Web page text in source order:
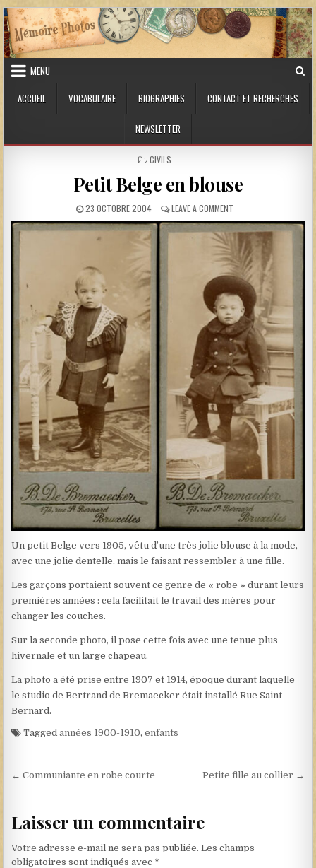
Skip to content
MENU
ACCUEIL
VOCABULAIRE BIOGRAPHIES CONTACT ET RECHERCHES
NEWSLETTER
POSTED IN
CIVILS
Petit Belge en blouse
PUBLISHED DATE:
23 OCTOBRE 2004 LEAVE A COMMENTON PETIT BELGE EN
Un petit Belge vers 1905, vêtu d’une très jolie blouse à la mode,
avec une jolie dentelle, mais le faisant ressembler à une fille.
Les garçons portaient souvent ce genre de « robe » durant leurs
premières années : cela facilitait le travail des mères pour
changer les couches.
Sur la seconde photo, il pose cette fois avec une tenue plus
hivernale et un large chapeau.
La photo a été prise entre 1907 et 1914, époque durant laquelle
le studio de Bertrand de Bremaecker était installé Rue Saint-
Bernard.
Taggedannées 1900-1910,enfants
Navigation de l’article
← Communiante en robe courte Petite fille au collier →
Laisser un commentaire
Votre adresse e-mail ne sera pas publiée. Les champs
obligatoires sont indiqués avec *